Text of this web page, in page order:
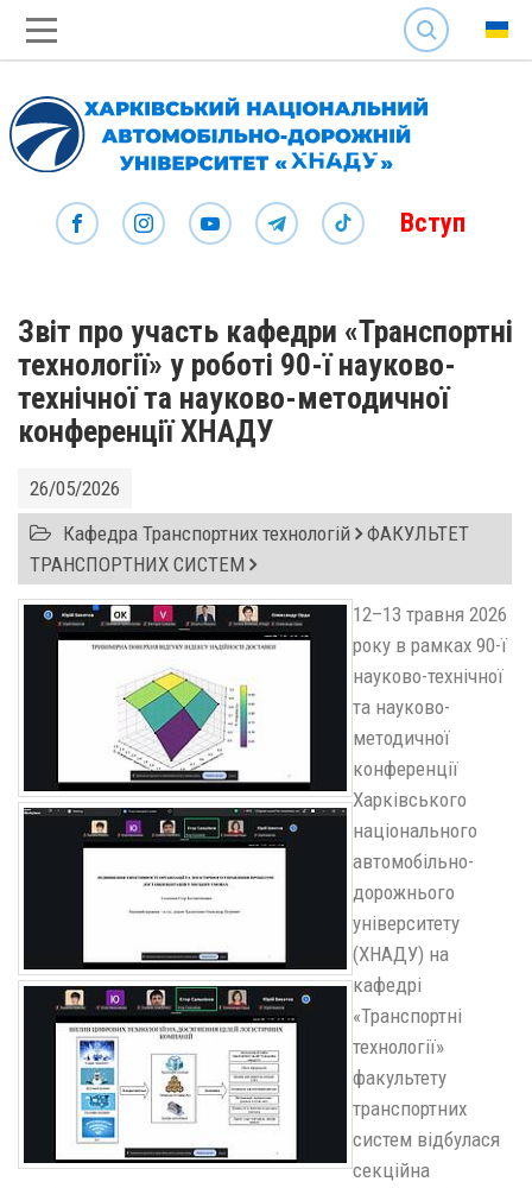
SEARCH
Вступ
Звіт про участь кафедри «Транспортні
технології» у роботі 90-ї науково-
технічної та науково-методичної
конференції ХНАДУ
26/05/2026
Кафедра Транспортних технологій ФАКУЛЬТЕТ
ТРАНСПОРТНИХ СИСТЕМ
12–13 травня 2026
року в рамках 90-ї
науково-технічної
та науково-
методичної
конференції
Харківського
національного
автомобільно-
дорожнього
університету
(ХНАДУ) на
кафедрі
«Транспортні
технології»
факультету
транспортних
систем відбулася
секційна